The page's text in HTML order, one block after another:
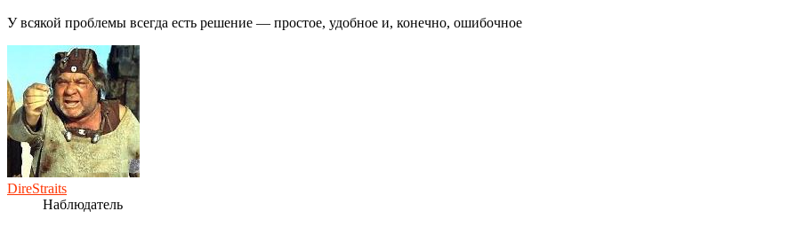
У всякой проблемы всегда есть решение — про­стое, удобное и, конечно, ошибочное
DireStraits
Наблюдатель